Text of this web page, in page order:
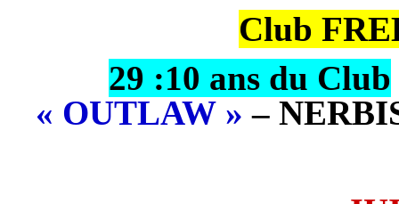
Club
29 :10 ans du Club
« OUTLAW » –